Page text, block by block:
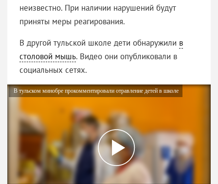
неизвестно. При наличии нарушений будут
приняты меры реагирования.
В другой тульской школе дети обнаружили в
столовой мышь. Видео они опубликовали в
социальных сетях.
В тульском минобре прокомментировали отравление детей в школе